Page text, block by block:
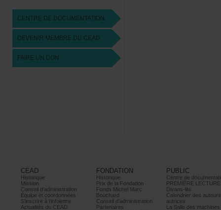
CENTREDEDOCUMENTATION
DEVENIRMEMBREDUCEAD
FAIREUNDON
CEAD
Historique
Mission
Conseild’administration
Équipeetcoordonnées
S’inscrireàl’infolettre
ActualitésduCEAD
FONDATION
Historique
PrixdelaFondation
FondsMichelMarc
Bouchard
Conseild’administration
Partenaires
PUBLIC
PREMIÈRELECTURE
Divans-lits
autrices